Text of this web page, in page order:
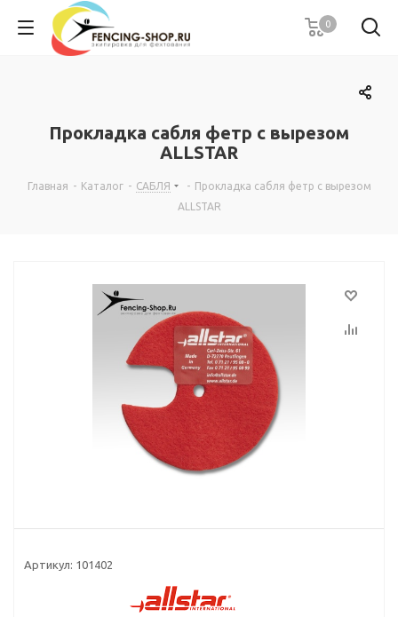
0
Прокладка сабля фетр с вырезом
ALLSTAR
Главная - Каталог - САБЛЯ - Прокладка сабля фетр с вырезом
ALLSTAR
Артикул: 101402